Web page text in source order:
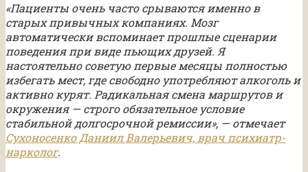
«Пациенты очень часто срываются именно в
старых привычных компаниях. Мозг
автоматически вспоминает прошлые сценарии
поведения при виде пьющих друзей. Я
настоятельно советую первые месяцы полностью
избегать мест, где свободно употребляют алкоголь и
активно курят. Радикальная смена маршрутов и
окружения — строго обязательное условие
стабильной долгосрочной ремиссии», — отмечает
Сухоносенко Даниил Валерьевич, врач психиатр-
нарколог.